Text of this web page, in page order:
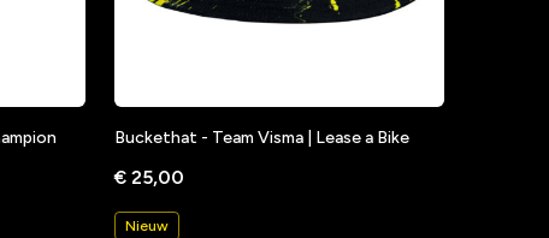
Buckethat - Team Visma | Lease a Bike
€ 25,00
Nieuw